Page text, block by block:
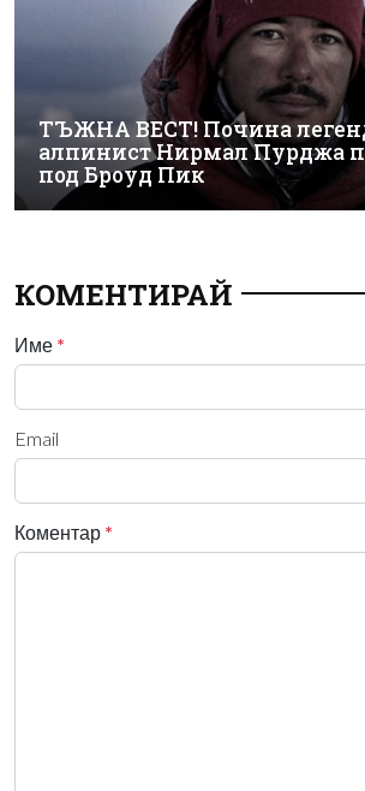
ТЪЖНА ВЕСТ! Почина
алпинист Нирмал Пурджа
под Броуд Пик
КОМЕНТИРАЙ
Име *
Email
Коментар *